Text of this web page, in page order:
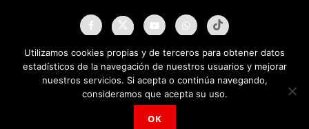
NAU Noticias A Tiempo Universales © 2025
Utilizamos cookies propias y de terceros para obtener datos
estadísticos de la navegación de nuestros usuarios y mejorar
nuestros servicios. Si acepta o continúa navegando,
consideramos que acepta su uso.
OK